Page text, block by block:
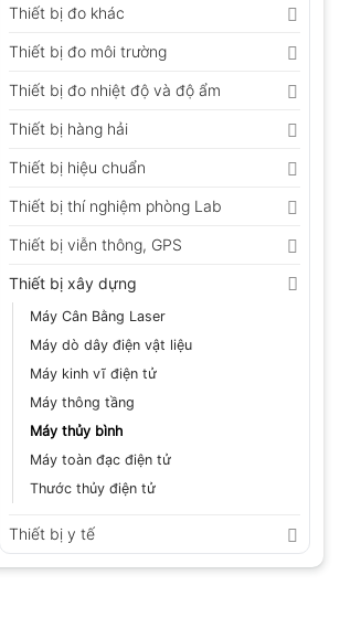
Thiết bị đo khác
Thiết bị đo môi trường
Thiết bị đo nhiệt độ và độ ẩm
Thiết bị hàng hải
Thiết bị hiệu chuẩn
Thiết bị thí nghiệm phòng Lab
Thiết bị viễn thông, GPS
Thiết bị xây dựng
Máy Cân Bằng Laser
Máy dò dây điện vật liệu
Máy kinh vĩ điện tử
Máy thông tầng
Máy thủy bình
Máy toàn đạc điện tử
Thước thủy điện tử
Thiết bị y tế